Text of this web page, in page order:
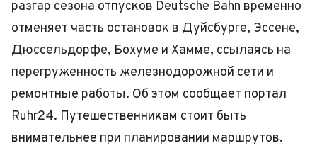
разгар сезона отпусков Deutsche Bahn временно
отменяет часть остановок в Дуйсбурге, Эссене,
Дюссельдорфе, Бохуме и Хамме, ссылаясь на
перегруженность железнодорожной сети и
ремонтные работы. Об этом сообщает портал
Ruhr24. Путешественникам стоит быть
внимательнее при планировании маршрутов.